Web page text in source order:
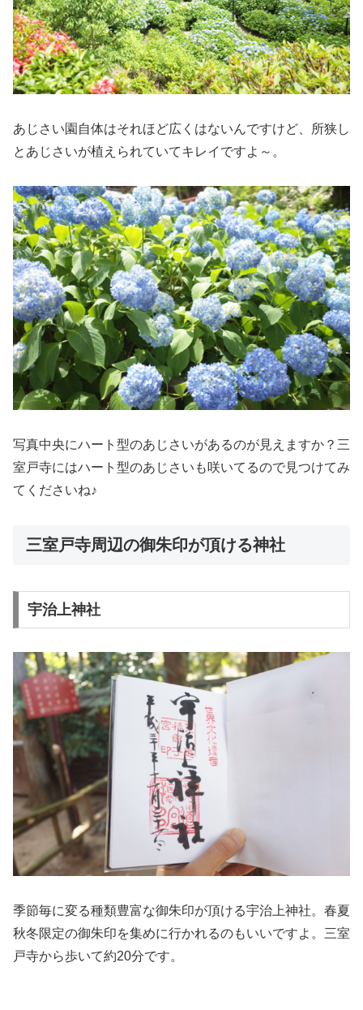
あじさい園自体はそれほど広くはないんですけど、所狭し
とあじさいが植えられていてキレイですよ～。
写真中央にハート型のあじさいがあるのが見えますか？三
室戸寺にはハート型のあじさいも咲いてるので見つけてみ
てくださいね♪
三室戸寺周辺の御朱印が頂ける神社
宇治上神社
季節毎に変る種類豊富な御朱印が頂ける宇治上神社。春夏
秋冬限定の御朱印を集めに行かれるのもいいですよ。三室
戸寺から歩いて約20分です。